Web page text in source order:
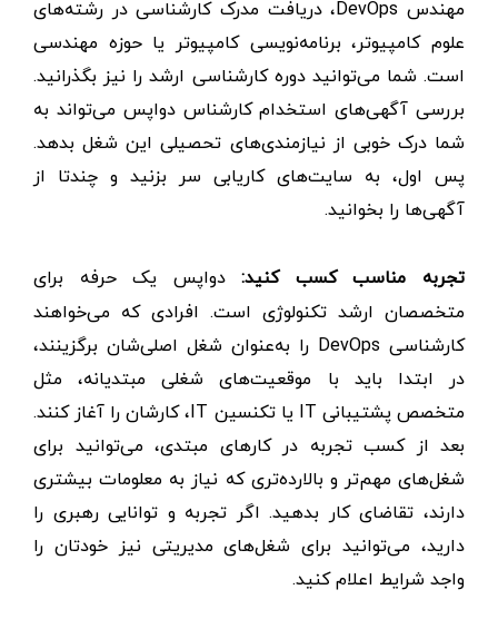
مهندس DevOps، دریافت مدرک کارشناسی در رشته‌های
علوم کامپیوتر، برنامه‌نویسی کامپیوتر یا حوزه مهندسی
است. شما می‌توانید دوره کارشناسی ارشد را نیز بگذرانید.
بررسی آگهی‌های استخدام کارشناس دواپس می‌تواند به
شما درک خوبی از نیازمندی‌های تحصیلی این شغل بدهد.
پس اول، به سایت‌های کاریابی سر بزنید و چندتا از
آگهی‌ها را بخوانید.
تجربه مناسب کسب کنید:دواپس یک حرفه برای
متخصصان ارشد تکنولوژی است. افرادی که می‌خواهند
کارشناسی DevOps را به‌عنوان شغل اصلی‌شان برگزینند،
در ابتدا باید با موقعیت‌های شغلی مبتدیانه، مثل
متخصص پشتیبانی IT یا تکنسین IT، کارشان را آغاز کنند.
بعد از کسب تجربه در کارهای مبتدی، می‌توانید برای
شغل‌های مهم‌تر و بالارده‌تری که نیاز به معلومات بیشتری
دارند، تقاضای کار بدهید. اگر تجربه و توانایی رهبری را
دارید، می‌توانید برای شغل‌های مدیریتی نیز خودتان را
واجد شرایط اعلام کنید.